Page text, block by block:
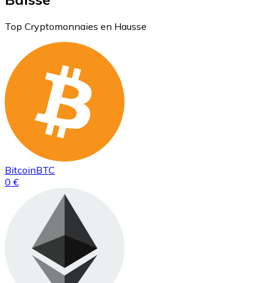
Top Cryptomonnaies en Hausse
BitcoinBTC
0 €